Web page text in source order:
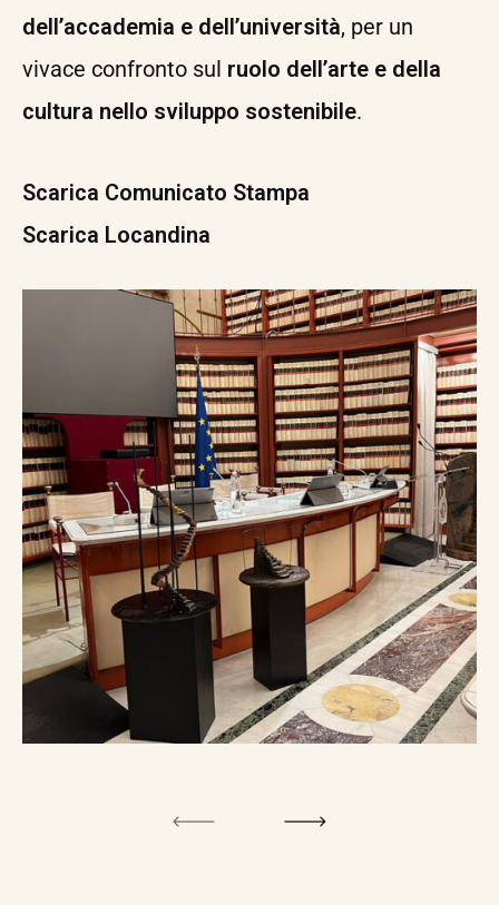
dell’accademia e dell’università, per un
vivace confronto sul ruolo dell’arte e della
cultura nello sviluppo sostenibile.
Scarica Comunicato Stampa
Scarica Locandina